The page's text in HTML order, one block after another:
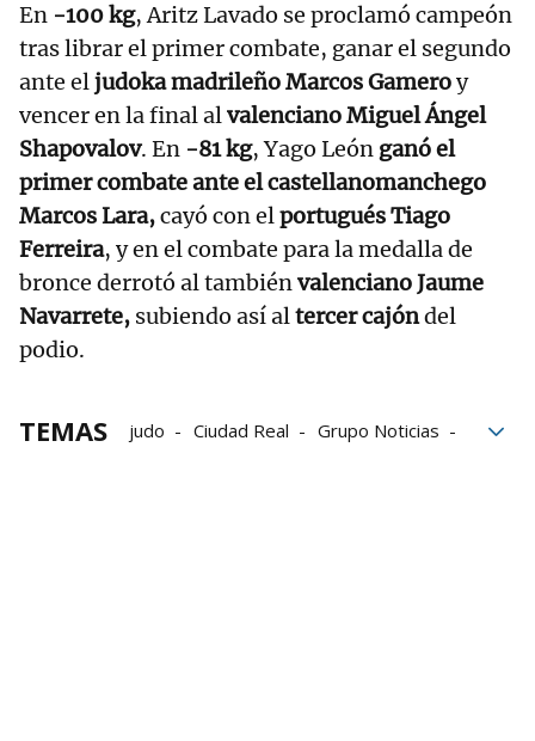
En -100 kg, Aritz Lavado se proclamó campeón
tras librar el primer combate, ganar el segundo
ante eljudoka madrileño Marcos Gameroy
vencer en la final alvalenciano Miguel Ángel
Shapovalov. En -81 kg, Yago León ganó el
primer combate ante el castellanomanchego
Marcos Lara,cayó con elportugués Tiago
Ferreira, y en el combate para la medalla de
bronce derrotó al tambiénvalenciano Jaume
Navarrete, subiendo así altercer cajóndel
podio.
TEMAS judo Ciudad Real
Grupo Noticias